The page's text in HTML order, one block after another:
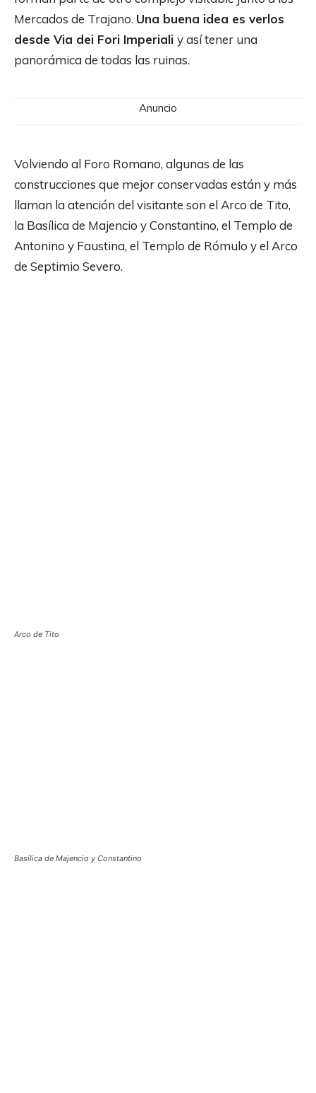
Mercados de Trajano. Una buena idea es verlos
desde Via dei Fori Imperiali y así tener una
panorámica de todas las ruinas.
Anuncio
Volviendo al Foro Romano, algunas de las
construcciones que mejor conservadas están y más
llaman la atención del visitante son el Arco de Tito,
la Basílica de Majencio y Constantino, el Templo de
Antonino y Faustina, el Templo de Rómulo y el Arco
de Septimio Severo.
Arco de Tito
Basílica de Majencio y Constantino